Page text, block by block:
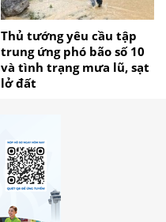
Thủ tướng yêu cầu tập
trung ứng phó bão số 10
và tình trạng mưa lũ, sạt
lở đất